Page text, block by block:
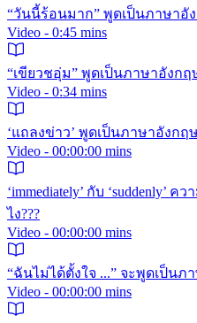
“วันนี้ร้อนมาก” พูดเป็นภาษาอัง
Video - 0:45 mins
“เขียวชอุ่ม” พูดเป็นภาษาอังกฤ
Video - 0:34 mins
‘แถลงข่าว’ พูดเป็นภาษาอังกฤษ
Video - 00:00:00 mins
‘immediately’ กับ ‘suddenly’
ไง???
Video - 00:00:00 mins
“ฉันไม่ได้ตั้งใจ ...” จะพูดเป็นภ
Video - 00:00:00 mins